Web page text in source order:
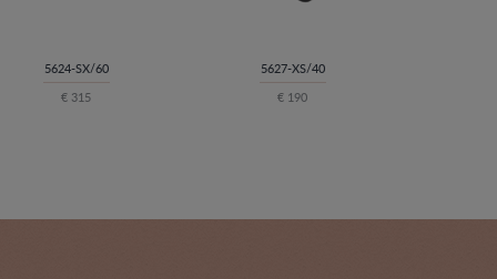
5624-SX/60
€ 315
5627-XS/40
€ 190